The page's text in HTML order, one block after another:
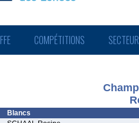
FFE COMPÉTITIONS
Blancs